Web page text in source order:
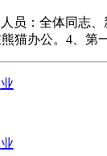
：全体同志、
猫办公。4、